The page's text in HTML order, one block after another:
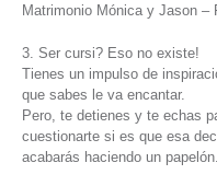
Matrimonio Mónica y Jason –
3. Ser cursi? Eso no existe!
Tienes un impulso de
que sabes le va encantar.
Pero, te detienes y te echas
cuestionarte si es que esa
acabarás haciendo un papelón.